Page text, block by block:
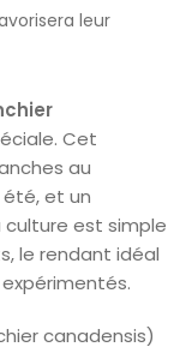
leur
Cet
au
et un
est simple
le rendant idéal